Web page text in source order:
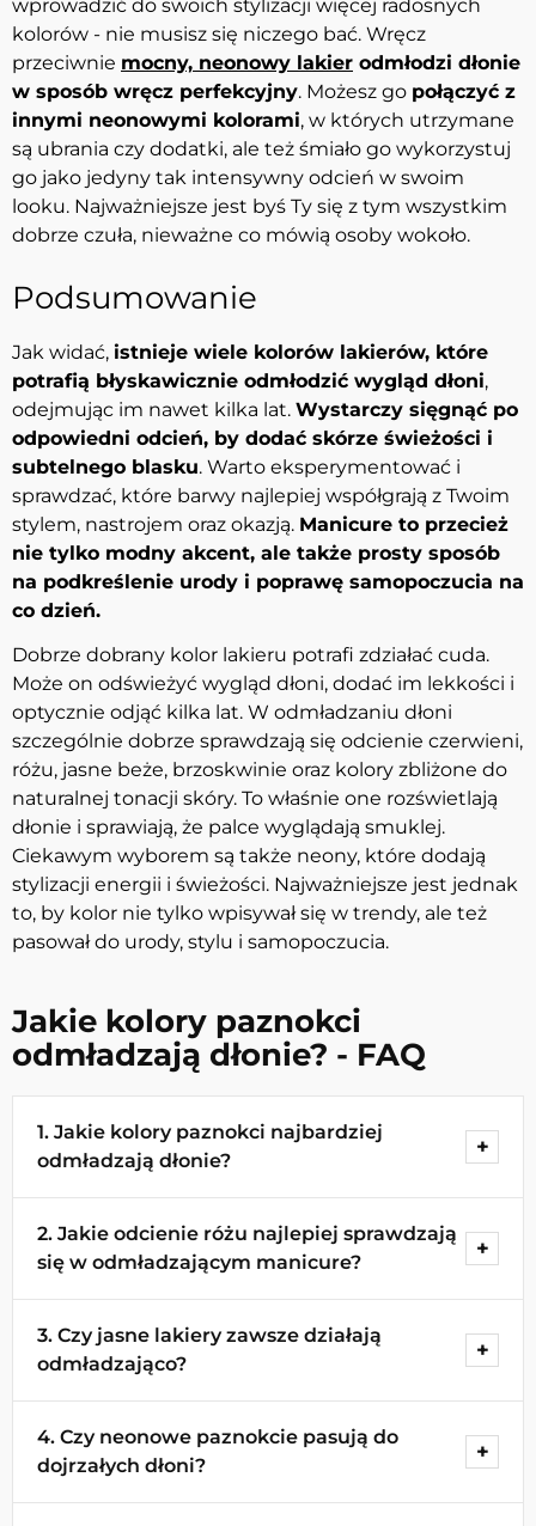
wprowadzić do swoich stylizacji więcej radosnych
kolorów - nie musisz się niczego bać. Wręcz
przeciwnie mocny, neonowy lakier odmłodzi dłonie
w sposób wręcz perfekcyjny. Możesz go połączyć z
innymi neonowymi kolorami, w których utrzymane
są ubrania czy dodatki, ale też śmiało go wykorzystuj
go jako jedyny tak intensywny odcień w swoim
looku. Najważniejsze jest byś Ty się z tym wszystkim
dobrze czuła, nieważne co mówią osoby wokoło.
Podsumowanie
Jak widać, istnieje wiele kolorów lakierów, które
potrafią błyskawicznie odmłodzić wygląd dłoni,
odejmując im nawet kilka lat. Wystarczy sięgnąć po
odpowiedni odcień, by dodać skórze świeżości i
subtelnego blasku. Warto eksperymentować i
sprawdzać, które barwy najlepiej współgrają z Twoim
stylem, nastrojem oraz okazją. Manicure to przecież
nie tylko modny akcent, ale także prosty sposób
na podkreślenie urody i poprawę samopoczucia na
co dzień.
Dobrze dobrany kolor lakieru potrafi zdziałać cuda.
Może on odświeżyć wygląd dłoni, dodać im lekkości i
optycznie odjąć kilka lat. W odmładzaniu dłoni
szczególnie dobrze sprawdzają się odcienie czerwieni,
różu, jasne beże, brzoskwinie oraz kolory zbliżone do
naturalnej tonacji skóry. To właśnie one rozświetlają
dłonie i sprawiają, że palce wyglądają smuklej.
Ciekawym wyborem są także neony, które dodają
stylizacji energii i świeżości. Najważniejsze jest jednak
to, by kolor nie tylko wpisywał się w trendy, ale też
pasował do urody, stylu i samopoczucia.
Jakie kolory paznokci
odmładzają dłonie? - FAQ
1. Jakie kolory paznokci najbardziej
odmładzają dłonie?
Najczęściej polecane są czerwienie, róże, jasne
beże i ciepłe odcienie brzoskwiniowe. Takie
2. Jakie odcienie różu najlepiej sprawdzają
się w odmładzającym manicure?
Dobrym wyborem są pastele, łososiowe róże,
fuksja i bardziej wyraziste odcienie. Róż dodaje
3. Czy jasne lakiery zawsze działają
odmładzająco?
Bardzo często tak, zwłaszcza gdy są zbliżone do
naturalnego koloru skóry. Trzeba jednak dobrze
4. Czy neonowe paznokcie pasują do
dojrzałych dłoni?